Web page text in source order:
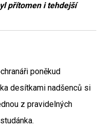
přítomen i tehdejší
poněkud
desítkami nadšenců si
z pravidelných